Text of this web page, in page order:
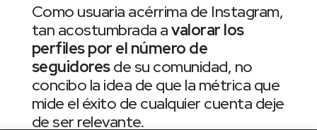
Como usuaria acérrima de Instagram,
tan acostumbrada avalorar los
perfiles por el número de
seguidoresde su comunidad, no
concibo la idea de que la métrica que
mide el éxito de cualquier cuenta deje
de ser relevante.